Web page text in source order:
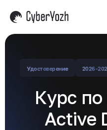
Удостоверение 2026-
Курс по
Active